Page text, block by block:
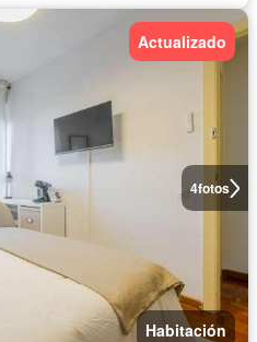
4fotos
Actualizado
Habitación